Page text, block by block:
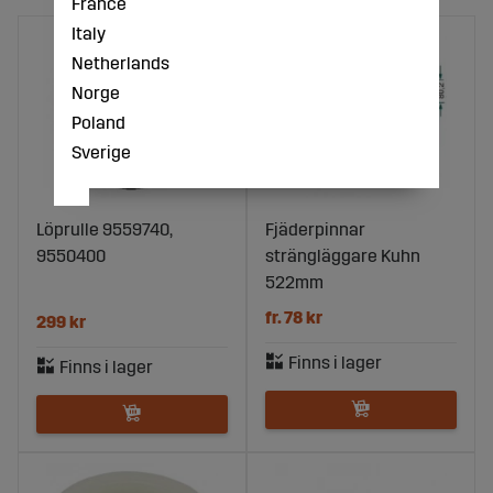
Löprulle 9559740,
9550400
299 kr
Fjäderpinnar
strängläggare Kuhn
522mm
fr. 78 kr
Italy
Netherlands
Norge
Poland
Sverige